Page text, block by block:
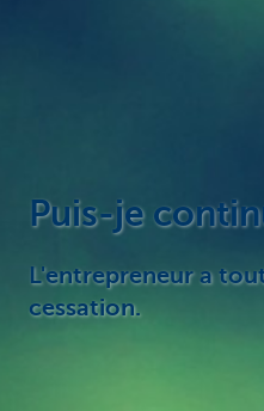
Puis-je
L'entrepreneur a
cessation.